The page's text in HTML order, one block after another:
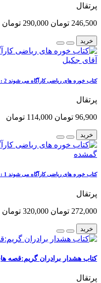
پرتقال
246,500 تومان 290,000 تومان
خرید
کتاب خوره های ریاضی کارآگاه می شوند 2 : پرونده ی رمزآلود آقای جکیل
پرتقال
96,900 تومان 114,000 تومان
خرید
کتاب خوره های ریاضی کارآگاه می شوند 1 : پرونده ی الماس گمشده
پرتقال
272,000 تومان 320,000 تومان
خرید
کتاب هشدار برادران گریم:قصه
پرتقال